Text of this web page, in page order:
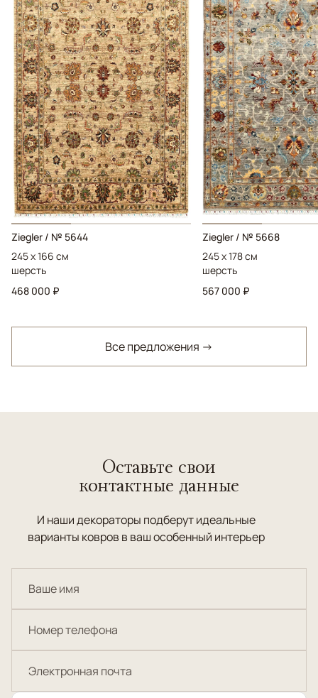
Ziegler / № 5644
245 x 166 см
шерсть
468 000 ₽
Ziegler / № 5668
245 x 178 см
шерсть
567 000 ₽
Все предложения →
Оставьте свои
контактные данные
И наши декораторы подберут идеальные
варианты ковров в ваш особенный интерьер